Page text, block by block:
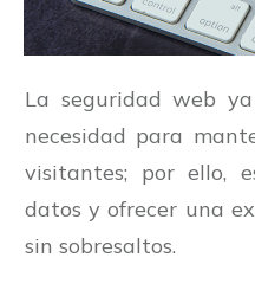
La seguridad web
necesidad para
visitantes; por ello,
datos y ofrecer una
sin sobresaltos.